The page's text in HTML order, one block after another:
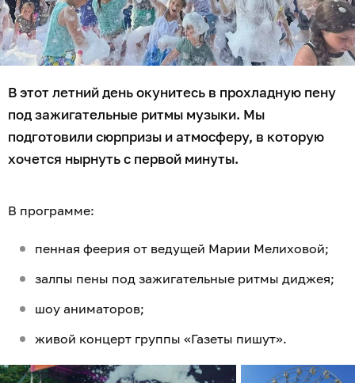
В этот летний день окунитесь в прохладную пену
под зажигательные ритмы музыки. Мы
подготовили сюрпризы и атмосферу, в которую
хочется нырнуть с первой минуты.
В программе:
пенная феерия от ведущей Марии Мелиховой;
залпы пены под зажигательные ритмы диджея;
шоу аниматоров;
живой концерт группы «Газеты пишут».